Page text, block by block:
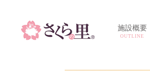
施設概要
OUTLINE